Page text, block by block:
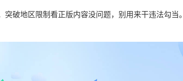
破地区限制看正版内容没问题，别用来干违法勾当。